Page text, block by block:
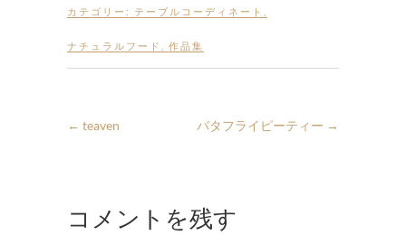
カテゴリー: テーブルコーディネート
ナチュラルフード 作品集
← teaven バタフライピーティー →
コメントを残す